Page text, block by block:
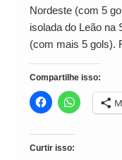
Nordeste (com 5
isolada do Leão na
(com mais 5 gols).
Compartilhe isso:
Curtir isso: